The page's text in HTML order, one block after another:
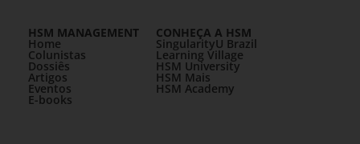
HSM MANAGEMENT
Home
Colunistas
Dossiês
Artigos
Eventos
E-books
CONHEÇA A HSM
SingularityU Brazil
Learning Village
HSM University
HSM Mais
HSM Academy